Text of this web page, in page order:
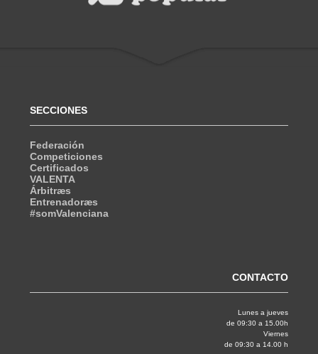
SECCIONES
Federación
Competiciones
Certificados
VALENTA
Árbitræs
Entrenadoræs
#somValenciana
CONTACTO
Lunes a jueves
de 09:30 a 15.00h
Viernes
de 09:30 a 14.00 h